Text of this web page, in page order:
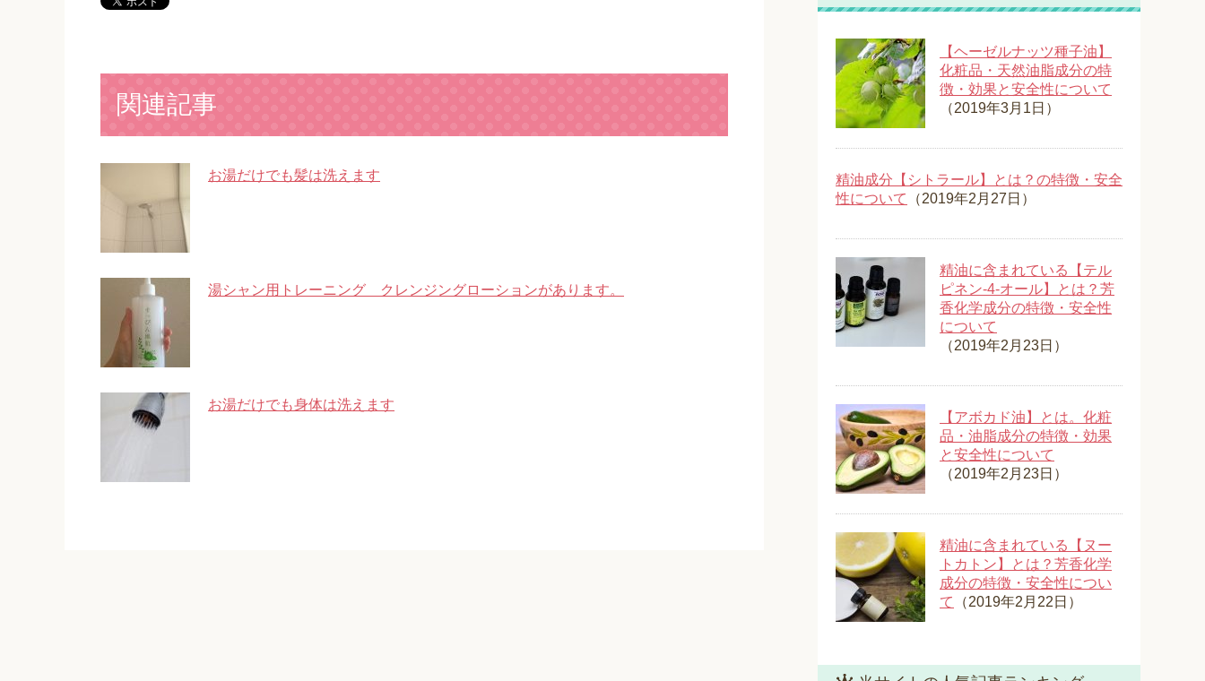
関連記事
お湯だけでも髪は洗えます
湯シャン用トレーニング クレンジングローションがあります。
お湯だけでも身体は洗えます
【ヘーゼルナッツ種子油】
化粧品・天然油脂成分の特
徴・効果と安全性について
（2019年3月1日）
精油成分【シトラール】とは？の特徴・安全
性について
（2019年2月27日）
精油に含まれている【テル
ピネン-4-オール】とは？芳
香化学成分の特徴・安全性
について
（2019年2月23日）
【アボカド油】とは。化粧
品・油脂成分の特徴・効果
と安全性について
（2019年2月23日）
精油に含まれている【ヌー
トカトン】とは？芳香化学
成分の特徴・安全性につい
て
（2019年2月22日）